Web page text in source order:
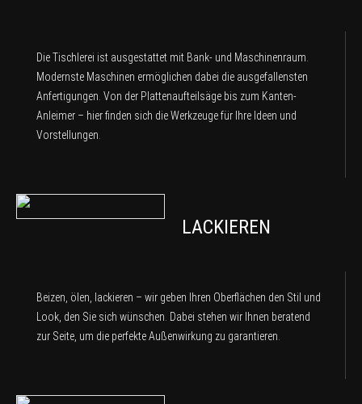
Die Tischlerei ist ausgestattet mit Bank- und Maschinenraum.
Modernste Maschinen ermöglichen dabei die ausgefallensten
Anfertigungen. Von der Plattenaufteilsäge bis zum Kanten-
Anleimer – hier finden sich die Werkzeuge für Ihre Ideen und
Vorstellungen.
LACKIEREN
Beizen, ölen, lackieren – wir geben Ihren Oberflächen den Stil und
Look, den Sie sich wünschen. Dabei stehen wir Ihnen beratend
zur Seite, um die perfekte Außenwirkung zu garantieren.